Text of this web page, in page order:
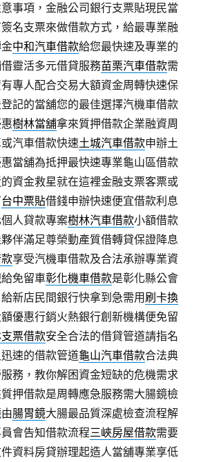
事項，金融公司銀行支票貼現民當
名支票來做借款方式，給最專業融
中和汽車借款給您最快速及專業的
靈活多元借貸服務苗栗汽車借款需
專人配合交易大額資金周轉快速保
記的當舖您的最佳選擇汽機車借款
樹林當舖拿來質押借款企業融資周
汽車借款快速土城汽車借款申辦土
當舖為抵押最快速專業龜山區借款
資金救星就在這裡金融支票客票或
台中票貼借錢申辦快速便宜借款利息
人貸款專案樹林汽車借款小額借款
伴滿足尊榮動產質借轉貸保證降息
享受汽機車借款及合法承辦專業資
免留車彰化機車借款是彰化縣公會
新店民間銀行快拿到急需用 刷卡換
優惠行銷火熱銀行創新機構便免留
票借款安全合法的借貸管道請指名
速的借款管道龜山汽車借款合法典
務，教你解困資金短缺的危機需求
押借款是周轉應急服務需大腸鏡檢
腸胃鏡大腸最品質深處檢查流程解
會告知借款流程三峽房屋借款需要
資料房貸辦理起造人當舖專業享低